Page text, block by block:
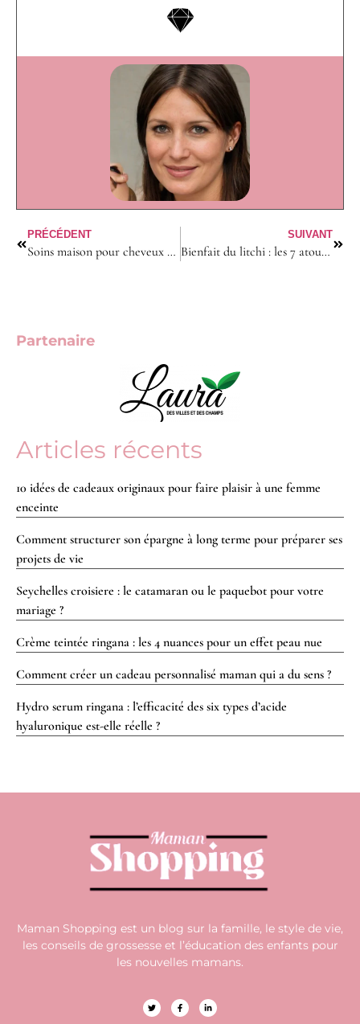
PRÉCÉDENT
Soins maison pour cheveux secs : les 7 recettes naturelles à tester d’urgence
SUIVANT
Bienfait du litchi : les 7 atouts pour une santé rayonnante
Partenaire
Articles récents
10 idées de cadeaux originaux pour faire plaisir à une femme
enceinte
Comment structurer son épargne à long terme pour préparer ses
projets de vie
Seychelles croisiere : le catamaran ou le paquebot pour votre
mariage ?
Crème teintée ringana : les 4 nuances pour un effet peau nue
Comment créer un cadeau personnalisé maman qui a du sens ?
Hydro serum ringana : l’efficacité des six types d’acide
hyaluronique est-elle réelle ?
Maman Shopping est un blog sur la famille, le style de vie,
les conseils de grossesse et l’éducation des enfants pour
les nouvelles mamans.